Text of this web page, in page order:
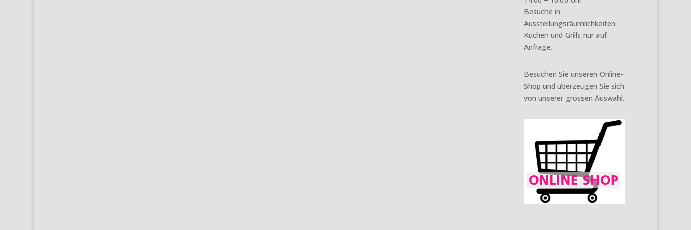
Besuche in
Ausstellungsräumlichkeiten
Küchen und Grills nur auf
Anfrage.
Besuchen Sie unseren Online-
Shop und überzeugen Sie sich
von unserer grossen Auswahl.